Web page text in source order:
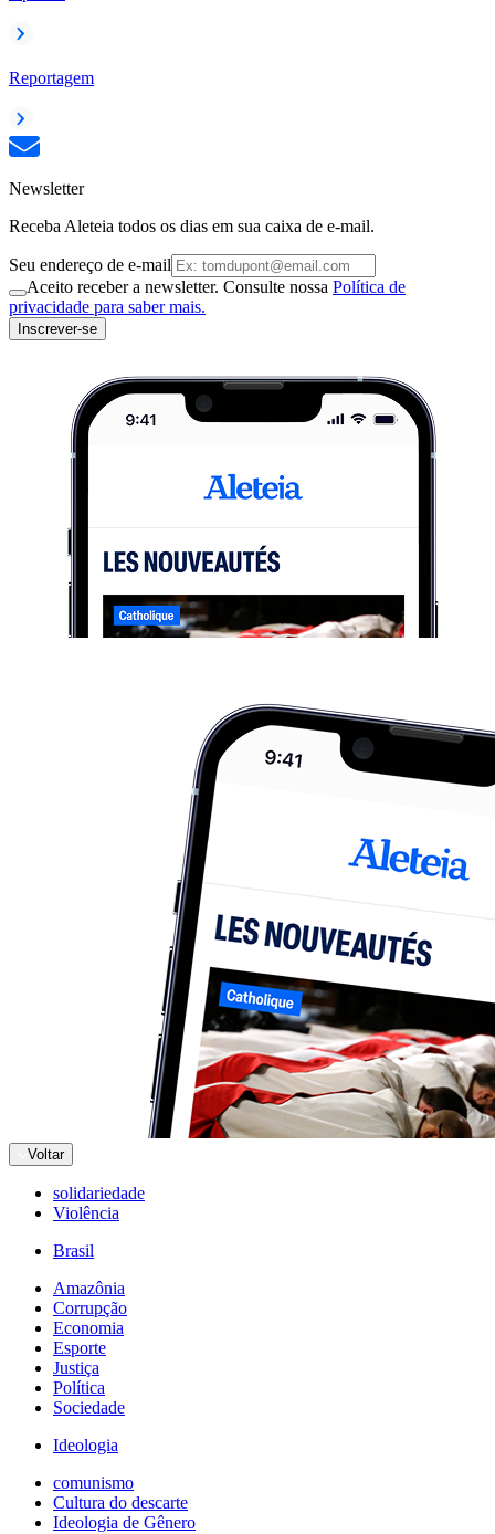
Reportagem
Newsletter
Receba Aleteia todos os dias em sua caixa de e-mail.
Seu endereço de e-mail
Aceito receber a newsletter. Consulte nossa Política de
privacidade para saber mais.
Inscrever-se
Voltar
solidariedade
Violência
Brasil
Amazônia
Corrupção
Economia
Esporte
Justiça
Política
Sociedade
Ideologia
comunismo
Cultura do descarte
Ideologia de Gênero